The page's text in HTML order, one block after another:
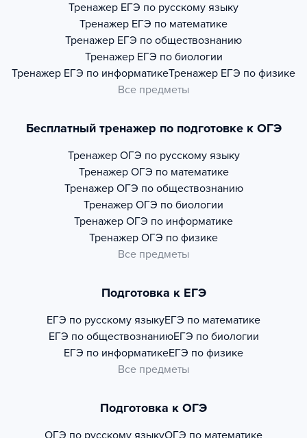
Тренажер ЕГЭ по русскому языку
Тренажер ЕГЭ по математике
Тренажер ЕГЭ по обществознанию
Тренажер ЕГЭ по биологии
Тренажер ЕГЭ по информатикеТренажер ЕГЭ по физике
Все предметы
Бесплатный тренажер по подготовке к ОГЭ
Тренажер ОГЭ по русскому языку
Тренажер ОГЭ по математике
Тренажер ОГЭ по обществознанию
Тренажер ОГЭ по биологии
Тренажер ОГЭ по информатике
Тренажер ОГЭ по физике
Все предметы
Подготовка к ЕГЭ
ЕГЭ по русскому языкуЕГЭ по математике
ЕГЭ по обществознаниюЕГЭ по биологии
ЕГЭ по информатикеЕГЭ по физике
Все предметы
Подготовка к ОГЭ
ОГЭ по русскому языкуОГЭ по математике